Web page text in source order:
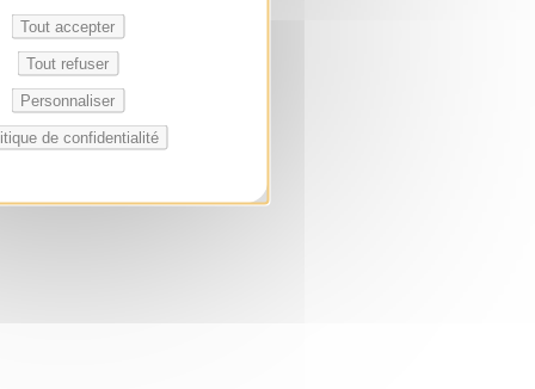
Tout accepter
Tout refuser
Personnaliser
de confidentialité